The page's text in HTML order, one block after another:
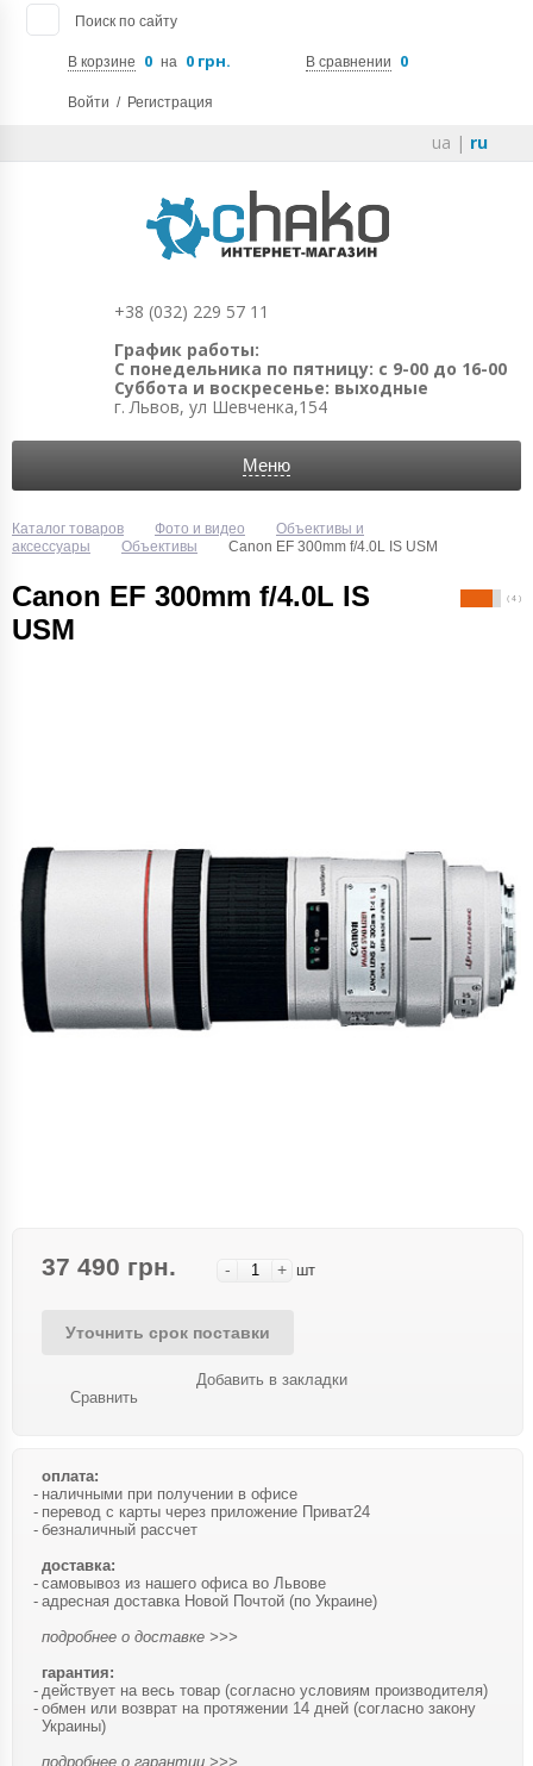
Поиск по сайту
В корзине 0 на 0 грн. В сравнении 0
Войти / Регистрация
ua | ru
+38 (032) 229 57 11
График работы:
С понедельника по пятницу: с 9-00 до 16-00
Суббота и воскресенье: выходные
г. Львов, ул Шевченка,154
Меню
Каталог товаров Фото и видео
Объективы и
аксессуары
Объективы Canon EF 300mm f/4.0L IS USM
Canon EF 300mm f/4.0L IS
USM
( 4 )
37 490 грн. - + шт
Уточнить срок поставки
Сравнить
Добавить в закладки
оплата:
наличными при получении в офисе
перевод с карты через приложение Приват24
безналичный рассчет
доставка:
самовывоз из нашего офиса во Львове
адресная доставка Новой Почтой (по Украине)
подробнее о доставке >>>
гарантия:
действует на весь товар (согласно условиям производителя)
обмен или возврат на протяжении 14 дней (согласно закону
Украины)
подробнее о гарантии >>>